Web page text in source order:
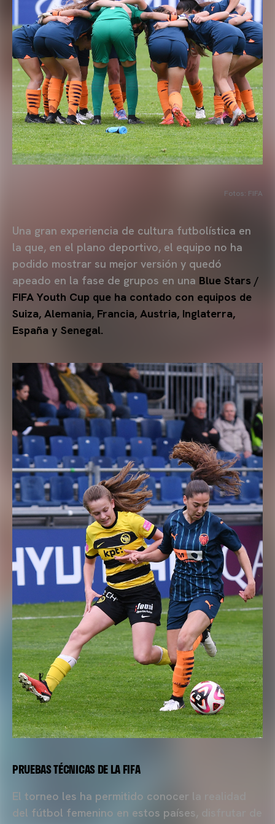
Fotos: FIFA
Una gran experiencia de cultura futbolística en
la que, en el plano deportivo, el equipo no ha
podido mostrar su mejor versión y quedó
apeado en la fase de grupos en una Blue Stars /
FIFA Youth Cup que ha contado con equipos de
Suiza, Alemania, Francia, Austria, Inglaterra,
España y Senegal.
PRUEBAS TÉCNICAS DE LA FIFA
El torneo les ha permitido conocer la realidad
del fútbol femenino en estos países, disfrutar de